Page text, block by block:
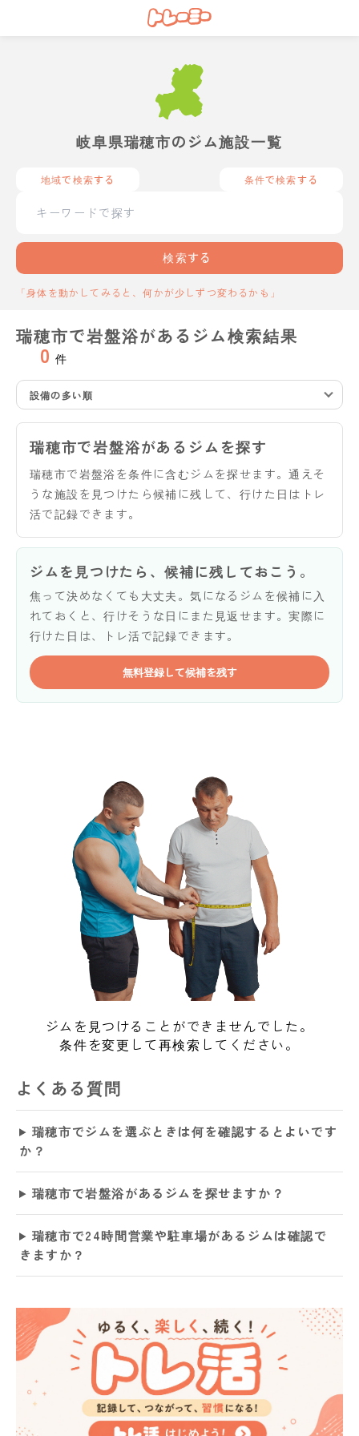
岐阜県瑞穂市のジム施設一覧
地域で検索する 条件で検索する
検索する
「身体を動かしてみると、何かが少しずつ変わるかも」
瑞穂市で岩盤浴があるジム検索結果
0 件
設備の多い順
瑞穂市で岩盤浴があるジムを探す
瑞穂市で岩盤浴を条件に含むジムを探せます。通えそ
うな施設を見つけたら候補に残して、行けた日はトレ
活で記録できます。
ジムを見つけたら、候補に残しておこう。
焦って決めなくても大丈夫。気になるジムを候補に入
れておくと、行けそうな日にまた見返せます。実際に
行けた日は、トレ活で記録できます。
無料登録して候補を残す
ジムを見つけることができませんでした。
条件を変更して再検索してください。
よくある質問
瑞穂市でジムを選ぶときは何を確認するとよいです
か？
瑞穂市で岩盤浴があるジムを探せますか？
瑞穂市で24時間営業や駐車場があるジムは確認で
きますか？